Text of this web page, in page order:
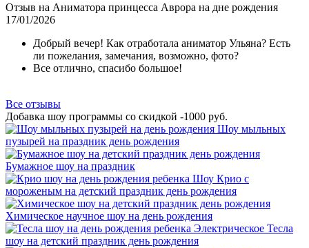
Отзыв на Аниматора принцесса Аврора на дне рождения
17/01/2026
Добрый вечер! Как отработала аниматор Ульяна? Есть
ли пожелания, замечания, возможно, фото?
Все отлично, спасибо большое!
Все отзывы
Добавка шоу программы со скидкой -1000 руб.
Шоу мыльных
пузырей на праздник день рождения
Бумажное шоу на праздник
Шоу Крио с
мороженым на детский праздник день рождения
Химическое научное шоу на день рождения
Электрическое Тесла
шоу на детский праздник день рождения